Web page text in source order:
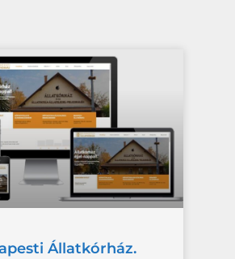
Állatkórház.